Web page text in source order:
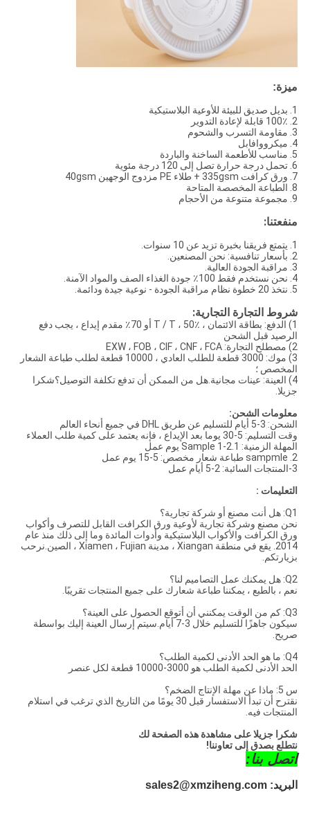
ميزة:
1. بديل صديق للبيئة للأوعية البلاستيكية
2. 100٪ قابلة لإعادة التدوير
3. مقاومة التسرب والشحوم
4. ميكرووافابل
5. مناسب للأطعمة الساخنة والباردة
6. تحمل درجة حرارة تصل إلى 120 درجة مئوية
7. ورق كرافت 335gsm + طلاء PE مزدوج الوجهين 40gsm
8. الطباعة المخصصة المتاحة
9. مجموعة متنوعة من الأحجام
منفعتنا:
1. يتمتع فريقنا بخبرة تزيد عن 10 سنوات.
2. بأسعار تنافسية: نحن المصنعين.
3. مراقبة الجودة العالية.
4. نحن نستخدم فقط 100٪ جودة الغذاء الصف والمواد الآمنة.
5. نتخذ 20 خطوة نظام مراقبة الجودة - نوعية جيدة ودائمة.
شروط التجارة التجارية:
1) الدفع: بطاقة الائتمان ، T / T ، 50٪ أو 70٪ مقدم إيداع ، يجب دفع
الرصيد قبل الشحن
2) مصطلح التجارة: EXW ، FOB ، CIF ، CNF ، FCA
3) موك: 3000 قطعة للطلب العادي ، 10000 قطعة لطلب طباعة الشعار
المخصص ؛
4) العينة: عينات مجانية.هل من الممكن أن تدفع تكلفة التوصيل؟شكرا
جزيلا.
معلومات الشحن:
الشحن: 3-5 أيام للتسليم عن طريق DHL في جميع أنحاء العالم
وقت التسليم: 5-30 يوما بعد الإيداع ، فإنه يعتمد على كمية طلب العملاء
المهلة الزمنية: 1.Sample 1-2 يوم عمل
2. sampmle طباعة شعار مخصص: 5-15 يوم عمل
3-المنتجات السائبة: 2-5 أيام عمل
التعليمات :
Q1: هل أنت مصنع أو شركة تجارية؟
نحن مصنع وشركة تجارية لأوعية ورق الكرافت القابل للتصرف وأكواب
ورق الكرافت والأكواب البلاستيكية وأدوات المائدة وما إلى ذلك منذ عام
2014. يقع في منطقة Xiangan ، مدينة Xiamen ، Fujian ، الصين.نرحب
بزيارتكم.
Q2: هل يمكنك عمل التصاميم لنا؟
نعم ، بالطبع ، يمكننا طباعة شعارك على جميع المنتجات تقريبًا.
Q3: كم من الوقت يمكنني أن أتوقع الحصول على العينة؟
سيكون جاهزًا للتسليم خلال 3-7 أيام.سيتم إرسال العينة إليك بواسطة
صريح.
Q4: ما هو الحد الأدنى لكمية الطلب؟
الحد الأدنى لكمية الطلب هو 3000-10000 قطعة لكل عنصر
س 5: ماذا عن مهلة الإنتاج الضخم؟
نقترح أن تبدأ الاستفسار قبل 30 يومًا من التاريخ الذي ترغب في استلام
المنتجات فيه.
شكرا جزيلا على مشاهدة هذه الصفحة لك
نتطلع بصدق إلى تعاوننا!
اتصل بنا:
البريد: sales2@xmziheng.com